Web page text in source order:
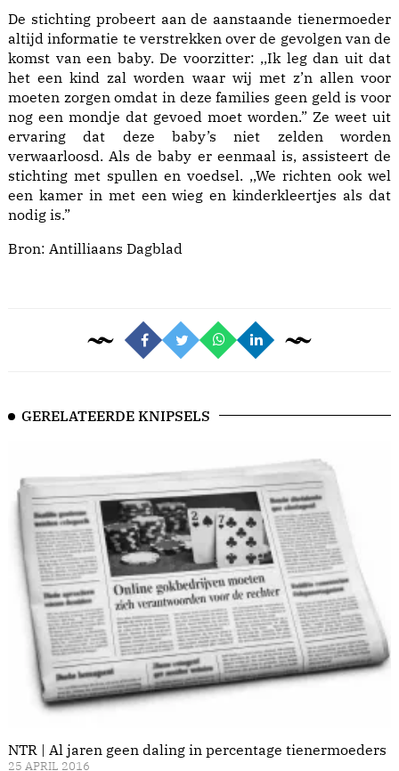
De stichting probeert aan de aanstaande tienermoeder
altijd informatie te verstrekken over de gevolgen van de
komst van een baby. De voorzitter: ,,Ik leg dan uit dat
het een kind zal worden waar wij met z’n allen voor
moeten zorgen omdat in deze families geen geld is voor
nog een mondje dat gevoed moet worden.” Ze weet uit
ervaring dat deze baby’s niet zelden worden
verwaarloosd. Als de baby er eenmaal is, assisteert de
stichting met spullen en voedsel. ,,We richten ook wel
een kamer in met een wieg en kinderkleertjes als dat
nodig is.”
Bron: Antilliaans Dagblad
GERELATEERDE KNIPSELS
NTR | Al jaren geen daling in percentage tienermoeders
25 APRIL 2016